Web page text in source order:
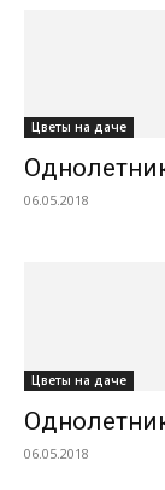
Цветы на даче
06.05.2018
Цветы на даче
06.05.2018